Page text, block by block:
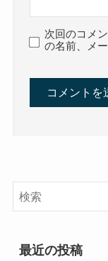
次回のコメ
の名前、メ
最近の投稿